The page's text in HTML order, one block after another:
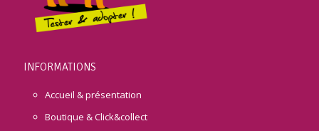
INFORMATIONS
Accueil & présentation
Boutique & Click&collect